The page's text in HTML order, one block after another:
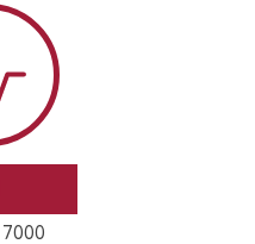
7000 متر مربع